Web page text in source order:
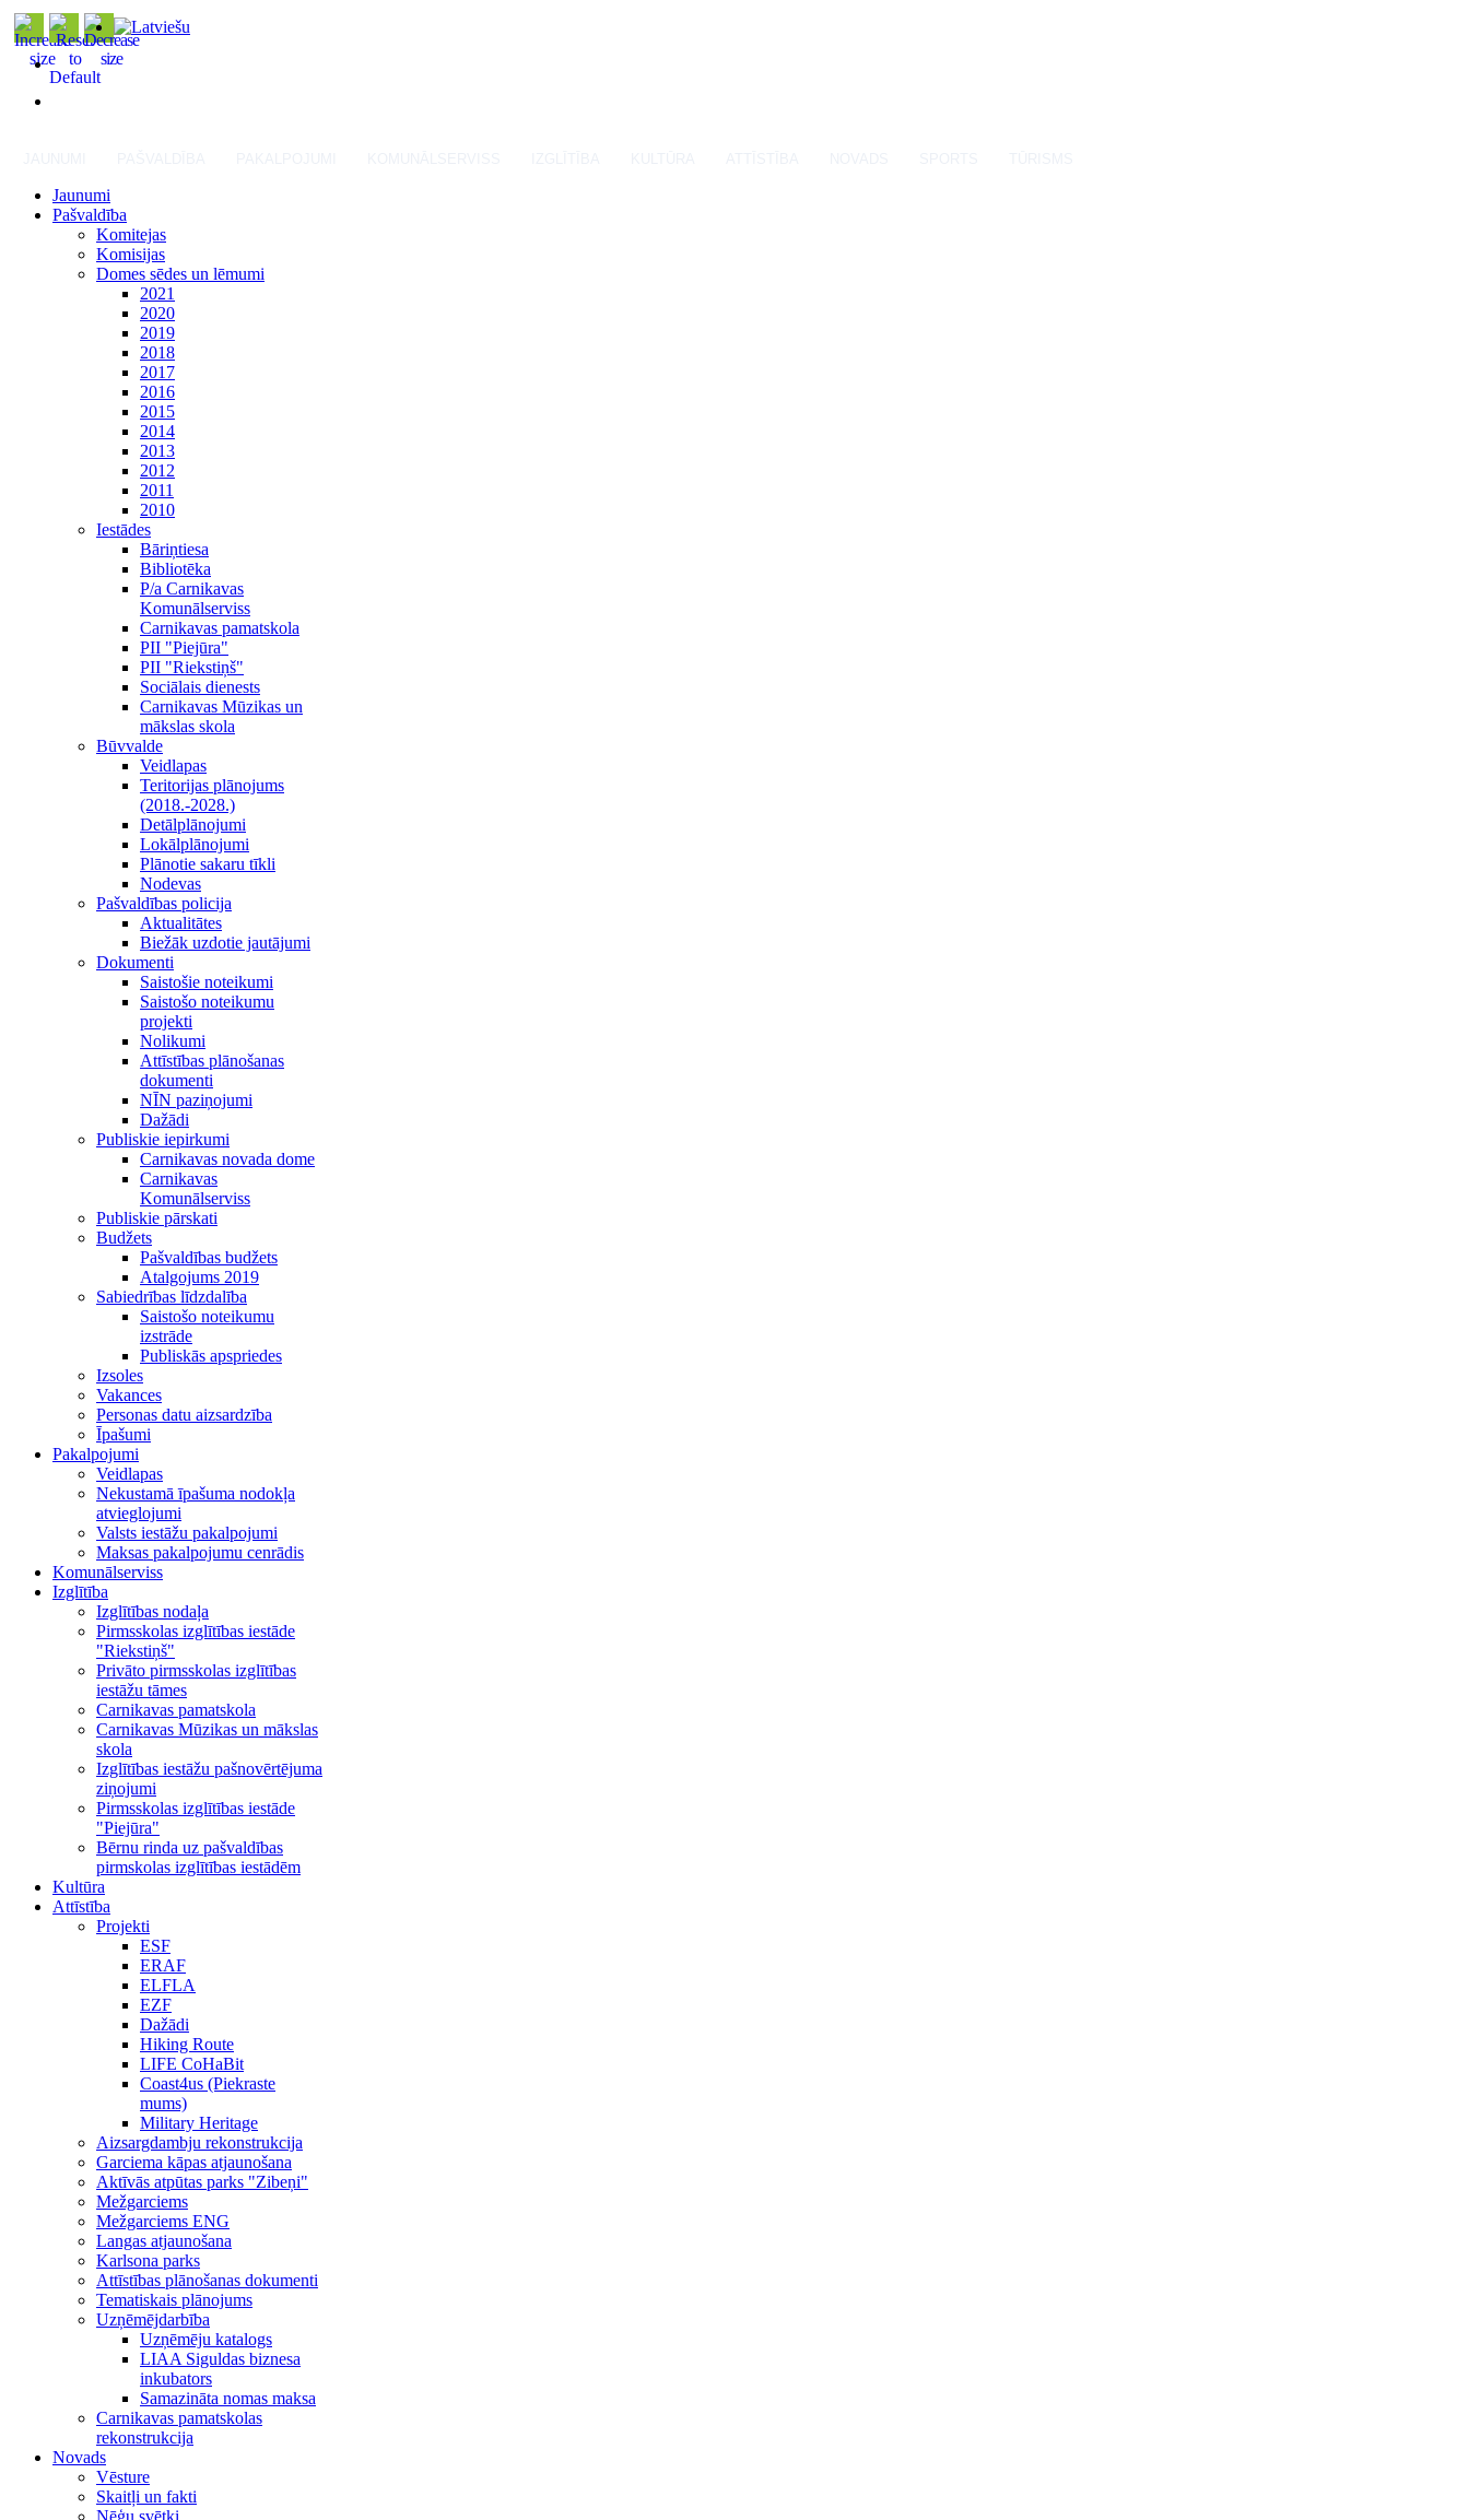
Jaunumi
Pašvaldība
Komitejas
Komisijas
Domes sēdes un lēmumi
2021
2020
2019
2018
2017
2016
2015
2014
2013
2012
2011
2010
Iestādes
Bāriņtiesa
Bibliotēka
P/a Carnikavas
Komunālserviss
Carnikavas pamatskola
PII "Piejūra"
PII "Riekstiņš"
Sociālais dienests
Carnikavas Mūzikas un
mākslas skola
Būvvalde
Veidlapas
Teritorijas plānojums
(2018.-2028.)
Detālplānojumi
Lokālplānojumi
Plānotie sakaru tīkli
Nodevas
Pašvaldības policija
Aktualitātes
Biežāk uzdotie jautājumi
Dokumenti
Saistošie noteikumi
Saistošo noteikumu
projekti
Nolikumi
Attīstības plānošanas
dokumenti
NĪN paziņojumi
Dažādi
Publiskie iepirkumi
Carnikavas novada dome
Carnikavas
Komunālserviss
Publiskie pārskati
Budžets
Pašvaldības budžets
Atalgojums 2019
Sabiedrības līdzdalība
Saistošo noteikumu
izstrāde
Publiskās apspriedes
Izsoles
Vakances
Personas datu aizsardzība
Īpašumi
Pakalpojumi
Veidlapas
Nekustamā īpašuma nodokļa
atvieglojumi
Valsts iestāžu pakalpojumi
Maksas pakalpojumu cenrādis
Komunālserviss
Izglītība
Izglītības nodaļa
Pirmsskolas izglītības iestāde
"Riekstiņš"
Privāto pirmsskolas izglītības
iestāžu tāmes
Carnikavas pamatskola
Carnikavas Mūzikas un mākslas
skola
Izglītības iestāžu pašnovērtējuma
ziņojumi
Pirmsskolas izglītības iestāde
"Piejūra"
Bērnu rinda uz pašvaldības
pirmskolas izglītības iestādēm
Kultūra
Attīstība
Projekti
ESF
ERAF
ELFLA
EZF
Dažādi
Hiking Route
LIFE CoHaBit
Coast4us (Piekraste
mums)
Military Heritage
Aizsargdambju rekonstrukcija
Garciema kāpas atjaunošana
Aktīvās atpūtas parks "Zibeņi"
Mežgarciems
Mežgarciems ENG
Langas atjaunošana
Karlsona parks
Attīstības plānošanas dokumenti
Tematiskais plānojums
Uzņēmējdarbība
Uzņēmēju katalogs
LIAA Siguldas biznesa
inkubators
Samazināta nomas maksa
Carnikavas pamatskolas
rekonstrukcija
Novads
Vēsture
Skaitļi un fakti